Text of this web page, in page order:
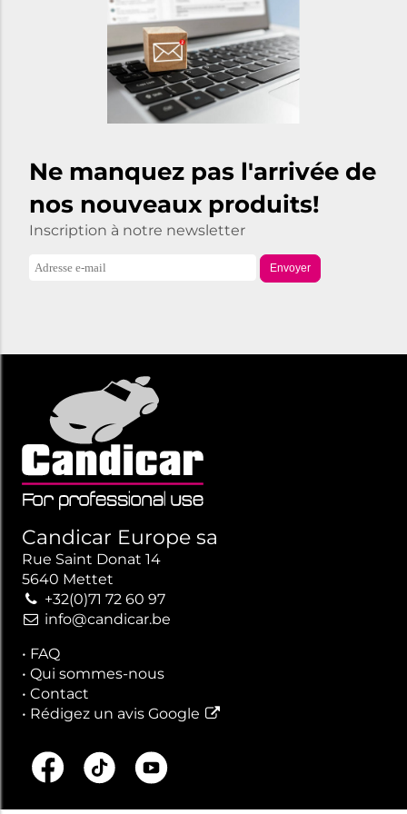
Ne manquez pas l'arrivée de
nos nouveaux produits!
Inscription à notre newsletter
Envoyer
Candicar Europe sa
Rue Saint Donat 14
5640 Mettet
+32(0)71 72 60 97
info@candicar.be
• FAQ
• Qui sommes-nous
• Contact
• Rédigez un avis Google